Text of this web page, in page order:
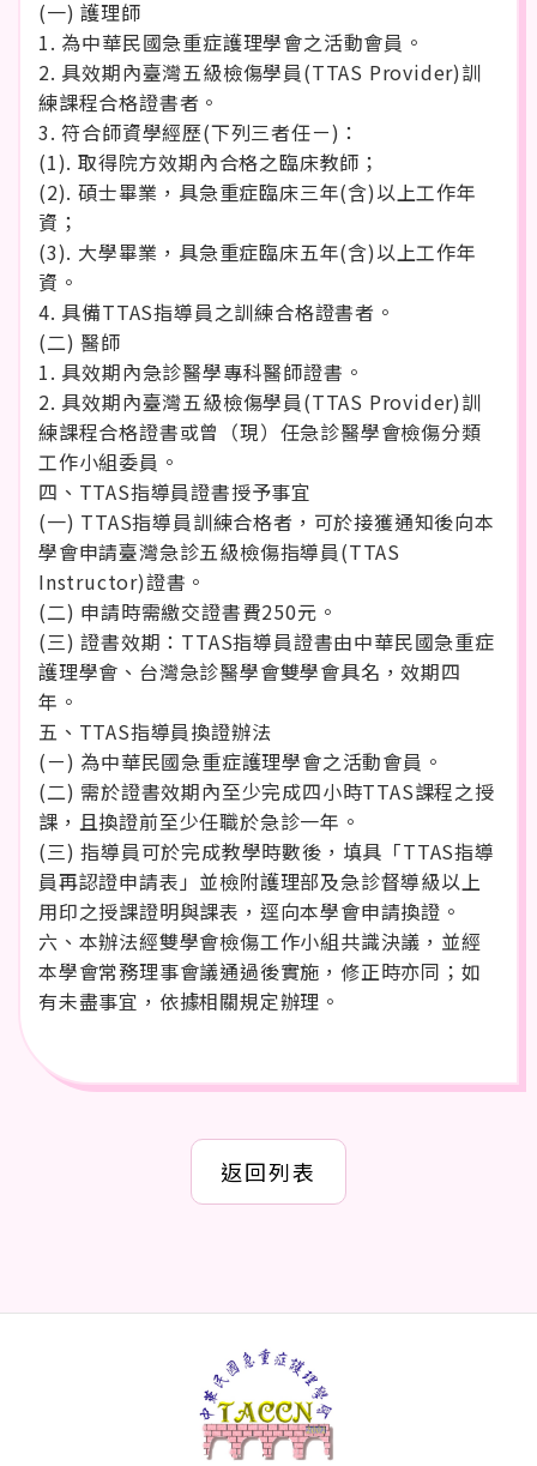
(一) 護理師
1. 為中華民國急重症護理學會之活動會員。
2. 具效期內臺灣五級檢傷學員(TTAS Provider)訓
練課程合格證書者。
3. 符合師資學經歷(下列三者任ㄧ)：
(1). 取得院方效期內合格之臨床教師；
(2). 碩士畢業，具急重症臨床三年(含)以上工作年
資；
(3). 大學畢業，具急重症臨床五年(含)以上工作年
資。
4. 具備TTAS指導員之訓練合格證書者。
(二) 醫師
1. 具效期內急診醫學專科醫師證書。
2. 具效期內臺灣五級檢傷學員(TTAS Provider)訓
練課程合格證書或曾（現）任急診醫學會檢傷分類
工作小組委員。
四、TTAS指導員證書授予事宜
(一) TTAS指導員訓練合格者，可於接獲通知後向本
學會申請臺灣急診五級檢傷指導員(TTAS
Instructor)證書。
(二) 申請時需繳交證書費250元。
(三) 證書效期：TTAS指導員證書由中華民國急重症
護理學會、台灣急診醫學會雙學會具名，效期四
年。
五、TTAS指導員換證辦法
(ㄧ) 為中華民國急重症護理學會之活動會員。
(二) 需於證書效期內至少完成四小時TTAS課程之授
課，且換證前至少任職於急診一年。
(三) 指導員可於完成教學時數後，填具「TTAS指導
員再認證申請表」並檢附護理部及急診督導級以上
用印之授課證明與課表，逕向本學會申請換證。
六、本辦法經雙學會檢傷工作小組共識決議，並經
本學會常務理事會議通過後實施，修正時亦同；如
有未盡事宜，依據相關規定辦理。
返回列表